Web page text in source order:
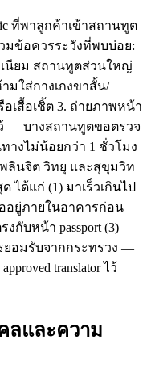
ที่พาลูกค้าเข้าสถานทูต
มข้อควรระวังที่พบบ่อย:
เนียม สถานทูตส่วนใหญ่
มใส่กางเกงขาสั้น/
เสื้อเชิ้ต 3. ถ่ายภาพหน้า
ว้ — บางสถานทูตขอตรวจ
ทางไม่น้อยกว่า 1 ชั่วโมง
ลินจิต วิทยุ และสุขุมวิท
ด้แก่ (1) มาเร็วเกินไป
ยู่ภายในอาคารก่อน
กับหน้า passport (3)
ยอมรับจากกระทรวง —
translator ไว้
ลและความ